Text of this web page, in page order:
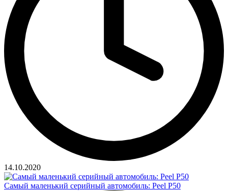
14.10.2020
Самый маленький серийный автомобиль: Peel P50